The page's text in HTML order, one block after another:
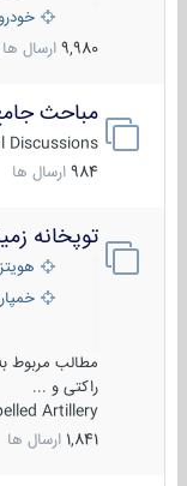
خودرو
9,980 ارسال ها
مباحث
Discussions
984 ارسال ها
توپخانه
هویتزر
خمپاره
مطالب مربوط
راکتی و ...
Artillery ...
1,841 ارسال ها